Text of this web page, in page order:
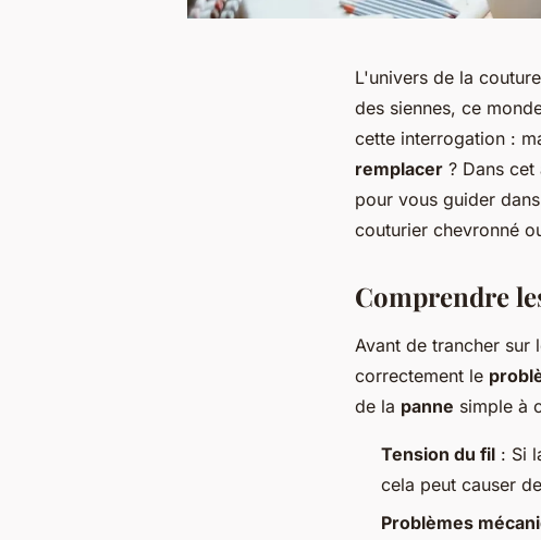
L'univers de la
des siennes, ce
cette interrogation :
remplacer ? Dans
pour vous guider
couturier chevronné
Comprendre
Avant de trancher sur
correctement le
de la panne simple à
Tension du fil : Si
cela peut causer
Problèmes